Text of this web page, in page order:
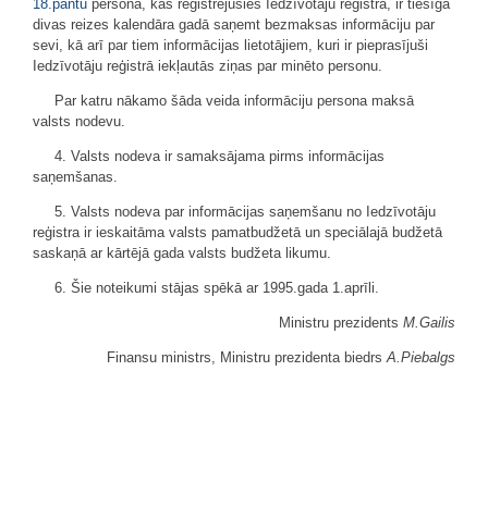
18.pantu persona, kas reģistrējusies Iedzīvotāju reģistrā, ir tiesīga
divas reizes kalendāra gadā saņemt bezmaksas informāciju par
sevi, kā arī par tiem informācijas lietotājiem, kuri ir pieprasījuši
Iedzīvotāju reģistrā iekļautās ziņas par minēto personu.
Par katru nākamo šāda veida informāciju persona maksā
valsts nodevu.
4. Valsts nodeva ir samaksājama pirms informācijas
saņemšanas.
5. Valsts nodeva par informācijas saņemšanu no Iedzīvotāju
reģistra ir ieskaitāma valsts pamatbudžetā un speciālajā budžetā
saskaņā ar kārtējā gada valsts budžeta likumu.
6. Šie noteikumi stājas spēkā ar 1995.gada 1.aprīli.
Ministru prezidents M.Gailis
Finansu ministrs, Ministru prezidenta biedrsA.Piebalgs